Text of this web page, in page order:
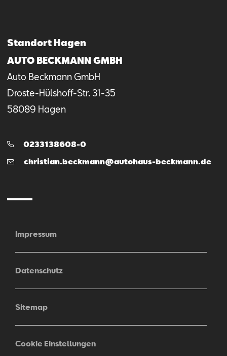
Standort Hagen
AUTO BECKMANN GMBH
Auto Beckmann GmbH
Droste-Hülshoff-Str.31-35
58089 Hagen
Telefon:
0233138608-0
E-
christian.beckmann@autohaus-beckmann.de
Impressum
Datenschutz
Sitemap
Cookie Einstellungen